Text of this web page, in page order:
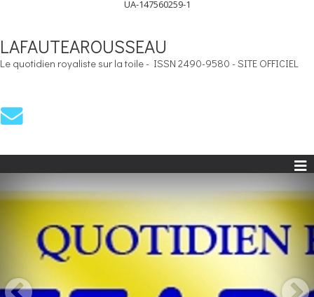
UA-147560259-1
LAFAUTEAROUSSEAU
Le quotidien royaliste sur la toile - ISSN 2490-9580 - SITE OFFICIEL